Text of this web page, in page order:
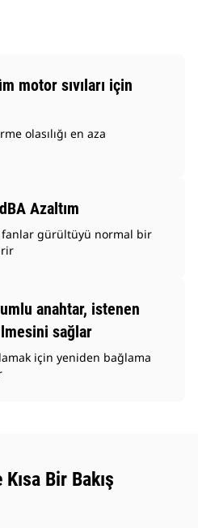
motor sıvıları için
olasılığı en aza
Azaltım
fanlar gürültüyü normal bir
anahtar, istenen
sağlar
için yeniden bağlama
Bir Bakış